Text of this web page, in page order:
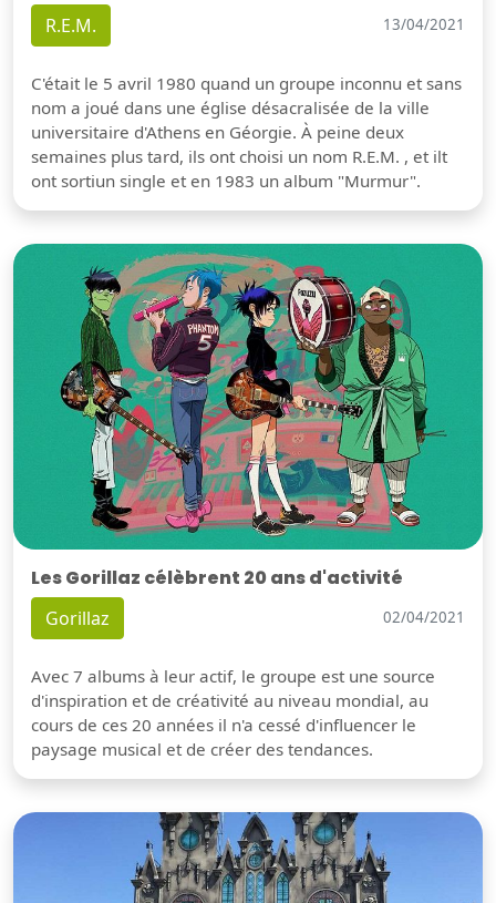
R.E.M. 13/04/2021
C'était le 5 avril 1980 quand un groupe inconnu et sans
nom a joué dans une église désacralisée de la ville
universitaire d'Athens en Géorgie. À peine deux
semaines plus tard, ils ont choisi un nom R.E.M. , et ilt
ont sortiun single et en 1983 un album "Murmur".
Les Gorillaz célèbrent 20 ans d'activité
Gorillaz 02/04/2021
Avec 7 albums à leur actif, le groupe est une source
d'inspiration et de créativité au niveau mondial, au
cours de ces 20 années il n'a cessé d'influencer le
paysage musical et de créer des tendances.